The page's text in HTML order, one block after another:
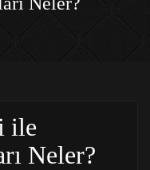
ile
Neler?